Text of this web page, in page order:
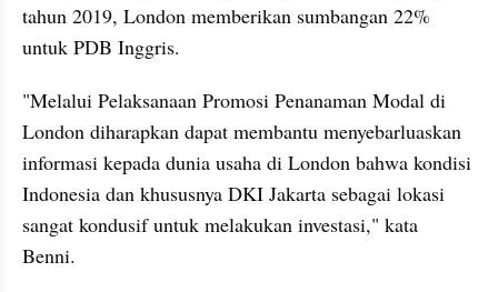
tahun 2019, London memberikan sumbangan 22%
untuk PDB Inggris.
"Melalui Pelaksanaan Promosi Penanaman Modal di
London diharapkan dapat membantu menyebarluaskan
informasi kepada dunia usaha di London bahwa kondisi
Indonesia dan khususnya DKI Jakarta sebagai lokasi
sangat kondusif untuk melakukan investasi," kata
Benni.